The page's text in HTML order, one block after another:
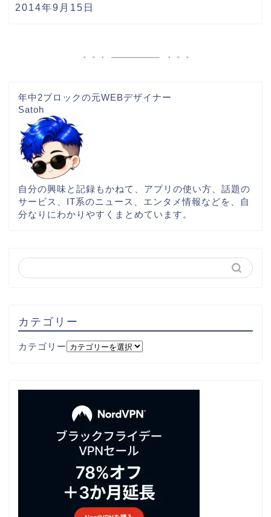
2014年9月15日
年中2ブロックの元WEBデザイナー
Satoh
自分の興味と記録もかねて、アプリの使い方、話題の
サービス、IT系のニュース、エンタメ情報などを、自
分なりにわかりやすくまとめています。
カテゴリー
カテゴリー